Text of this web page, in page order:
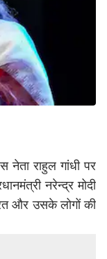
नेता राहुल गांधी पर
नरेन्द्र मोदी
और उसके लोगों की